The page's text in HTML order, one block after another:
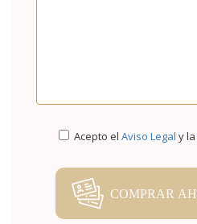
Acepto el Aviso Legal y la